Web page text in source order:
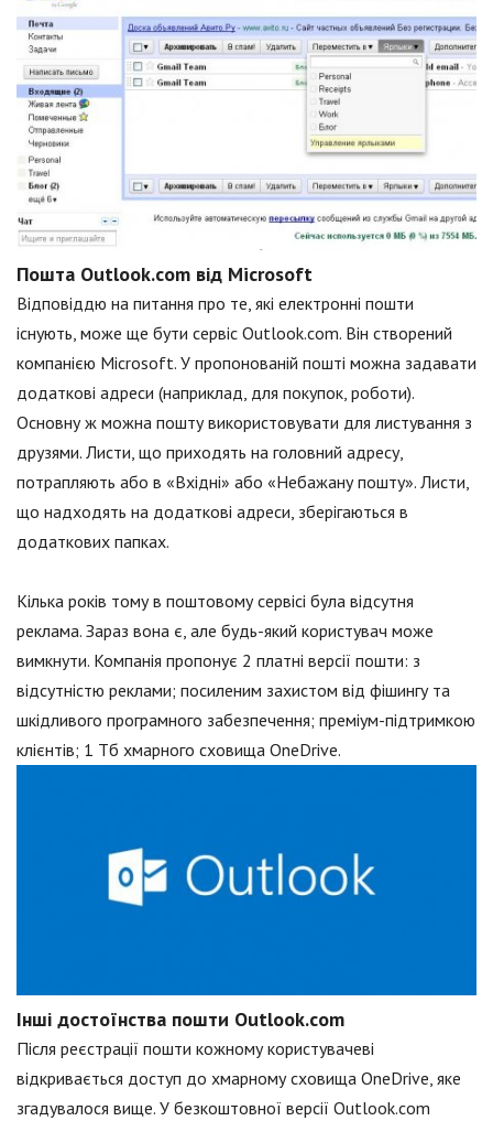
Пошта Outlook.com від Microsoft
Відповіддю на питання про те, які електронні пошти
існують, може ще бути сервіс Outlook.com. Він створений
компанією Microsoft. У пропонованій пошті можна задавати
додаткові адреси (наприклад, для покупок, роботи).
Основну ж можна пошту використовувати для листування з
друзями. Листи, що приходять на головний адресу,
потрапляють або в «Вхідні» або «Небажану пошту». Листи,
що надходять на додаткові адреси, зберігаються в
додаткових папках.
Кілька років тому в поштовому сервісі була відсутня
реклама. Зараз вона є, але будь-який користувач може
вимкнути. Компанія пропонує 2 платні версії пошти: з
відсутністю реклами; посиленим захистом від фішингу та
шкідливого програмного забезпечення; преміум-підтримкою
клієнтів; 1 Тб хмарного сховища OneDrive.
Інші достоїнства пошти Outlook.com
Після реєстрації пошти кожному користувачеві
відкривається доступ до хмарному сховища OneDrive, яке
згадувалося вище. У безкоштовної версії Outlook.com